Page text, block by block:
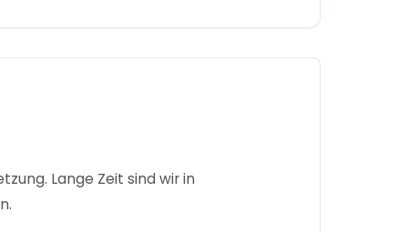
Lange Zeit sind wir in